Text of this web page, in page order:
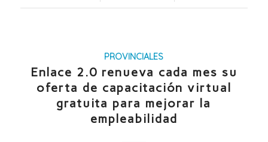
PROVINCIALES
Enlace 2.0 renueva cada mes su
oferta de capacitación virtual
gratuita para mejorar la
empleabilidad